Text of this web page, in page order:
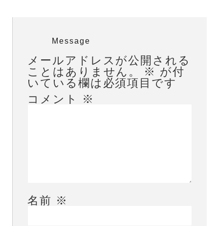
Message
メールアドレスが公開される
ことはありません。
※ が付
いている欄は必須項目です
コメント
※
名前 ※